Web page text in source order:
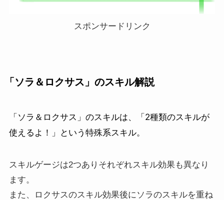
スポンサードリンク
「ソラ＆ロクサス」のスキル解説
「ソラ＆ロクサス」のスキルは、「2種類のスキルが
使えるよ！」という特殊系スキル。
スキルゲージは2つありそれぞれスキル効果も異なり
ます。
また、ロクサスのスキル効果後にソラのスキルを重ね